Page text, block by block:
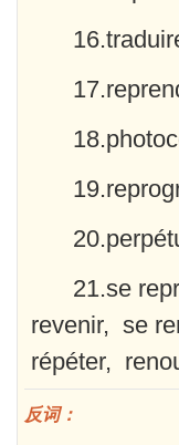
21.se
revenir, se
répéter,
反词：